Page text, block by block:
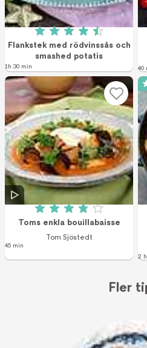
Betyg: 4.5 av 5 (6
Flankstek med rödvinssås och
smashed potatis
1h 30 min 40
Betyg: 3.9 av 5 (37
Toms enkla bouillabaisse
Tom Sjöstedt
45 min
2 h
Fler